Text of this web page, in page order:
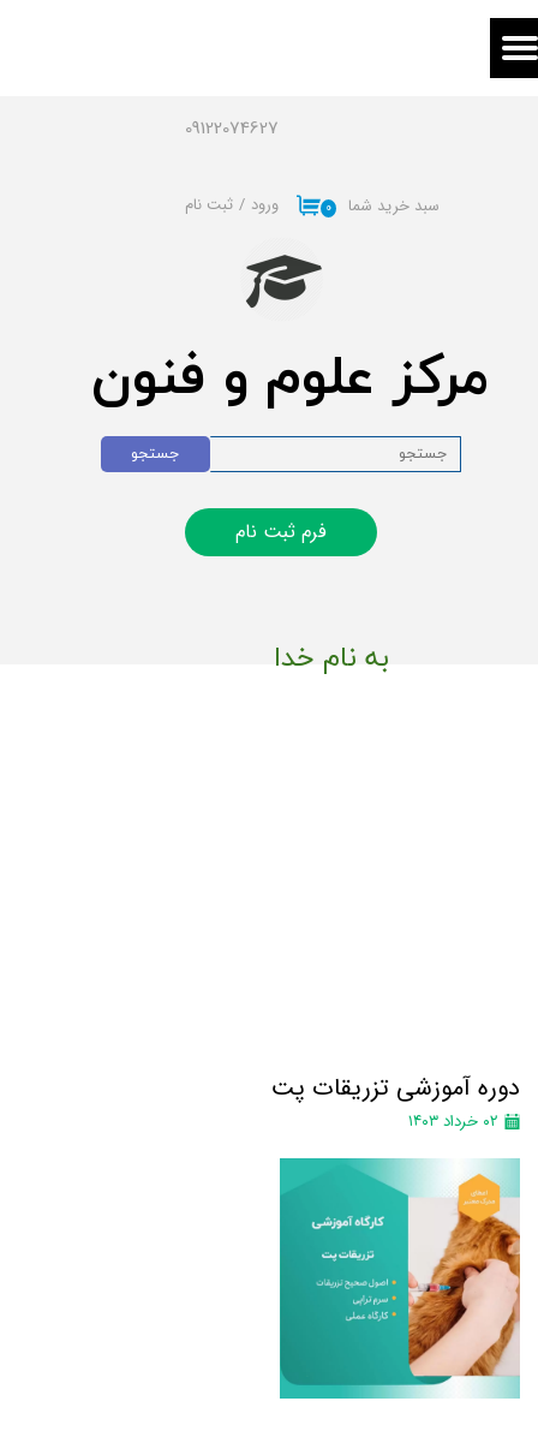
09122074627
مرکز علوم و فنون
۰ سبد خرید شما ورود / ثبت نام
حساب کاربری من
خروج از حساب کاربری
فرم ثبت نام
جستجو
به نام خدا
دوره آموزشی تزریقات پت
۰۲ خرداد ۱۴۰۳